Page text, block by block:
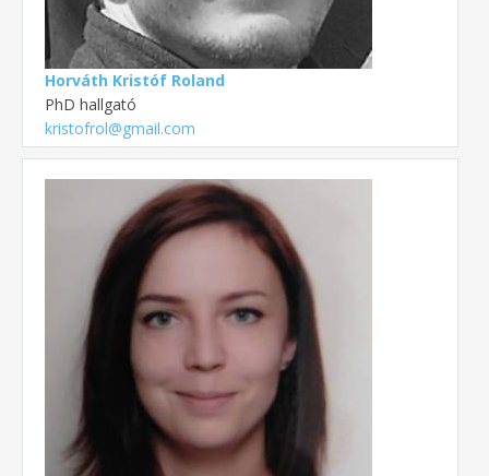
Horváth Kristóf Roland
PhD hallgató
kristofrol@gmail.com